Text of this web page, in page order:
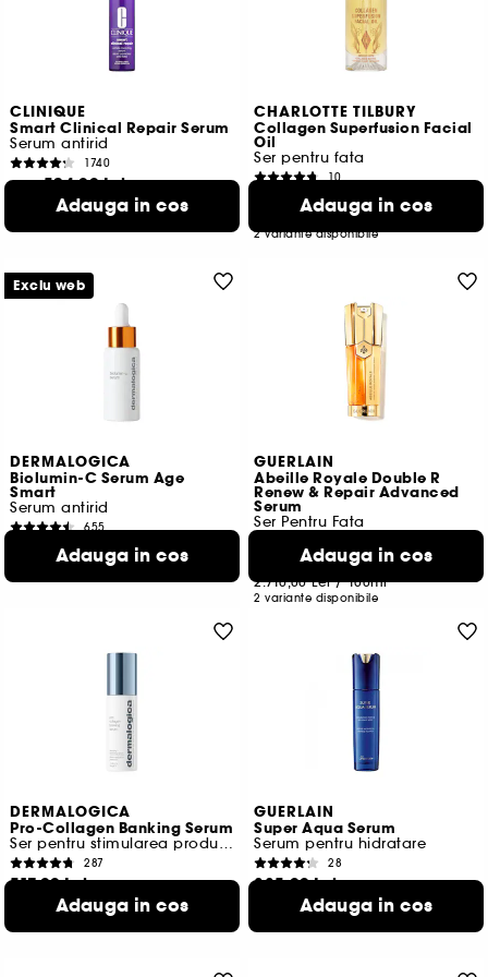
CLINIQUE
Smart Clinical Repair Serum
Serum antirid
1740
De la 524,00 Lei
1.746,67 Lei /100ml
2 variante disponibile
Adauga in cos
CHARLOTTE TILBURY
Collagen Superfusion Facial
Oil
Ser pentru fata
10
184,00 Lei
/100ml
2 variante disponibile
Adauga in cos
DERMALOGICA
Biolumin-C Serum Age
Smart
Serum antirid
655
612,00 Lei
/100ml
Adauga in cos
Exclu web
GUERLAIN
Abeille Royale Double R
Renew & Repair Advanced
Serum
Ser Pentru Fata
813,00 Lei
2.710,00 Lei /100ml
2 variante disponibile
Adauga in cos
DERMALOGICA
Pro-Collagen Banking Serum
Ser pentru stimularea productiei de colagen
287
517,00 Lei
1.723,33 Lei /100ml
Adauga in cos
GUERLAIN
Super Aqua Serum
Serum pentru hidratare
28
885,00 Lei
1.770,00 Lei /100ml
Adauga in cos